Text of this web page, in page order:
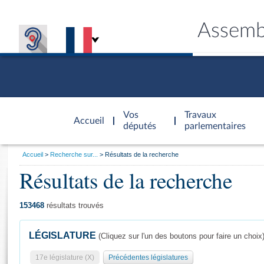
Accueil
d'accueil
Vos
députés
Travaux
parlementaires
Général
Vous
Accueil Recherche sur... Résultats de la recherche
Résultats de la recherche
153468 résultats trouvés
LÉGISLATURE (Cliquez sur l'un des boutons pour faire un choix)
17e législature (X) Précédentes législatures